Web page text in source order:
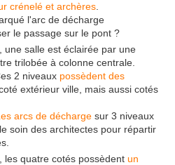
crénelé et archères
l'arc de décharge
le passage sur le pont ?
, une salle est éclairée par une
trilobée à colonne centrale.
2 niveaux possèdent des
extérieur ville, mais aussi cotés
arcs de décharge sur 3 niveaux
soin des architectes pour répartir
les quatre cotés possèdent un